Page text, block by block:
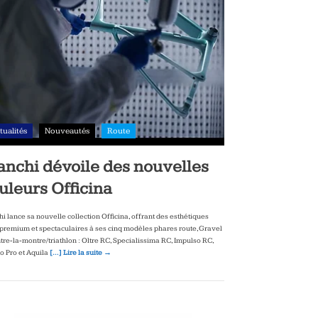
Nouveautés Route
dévoile des nouvelles
Officina
lance sa nouvelle collection Officina, offrant des esthétiques
et spectaculaires à ses cinq modèles phares route, Gravel
triathlon : Oltre RC, Specialissima RC, Impulso RC,
Pro et Aquila […] Lire la suite →